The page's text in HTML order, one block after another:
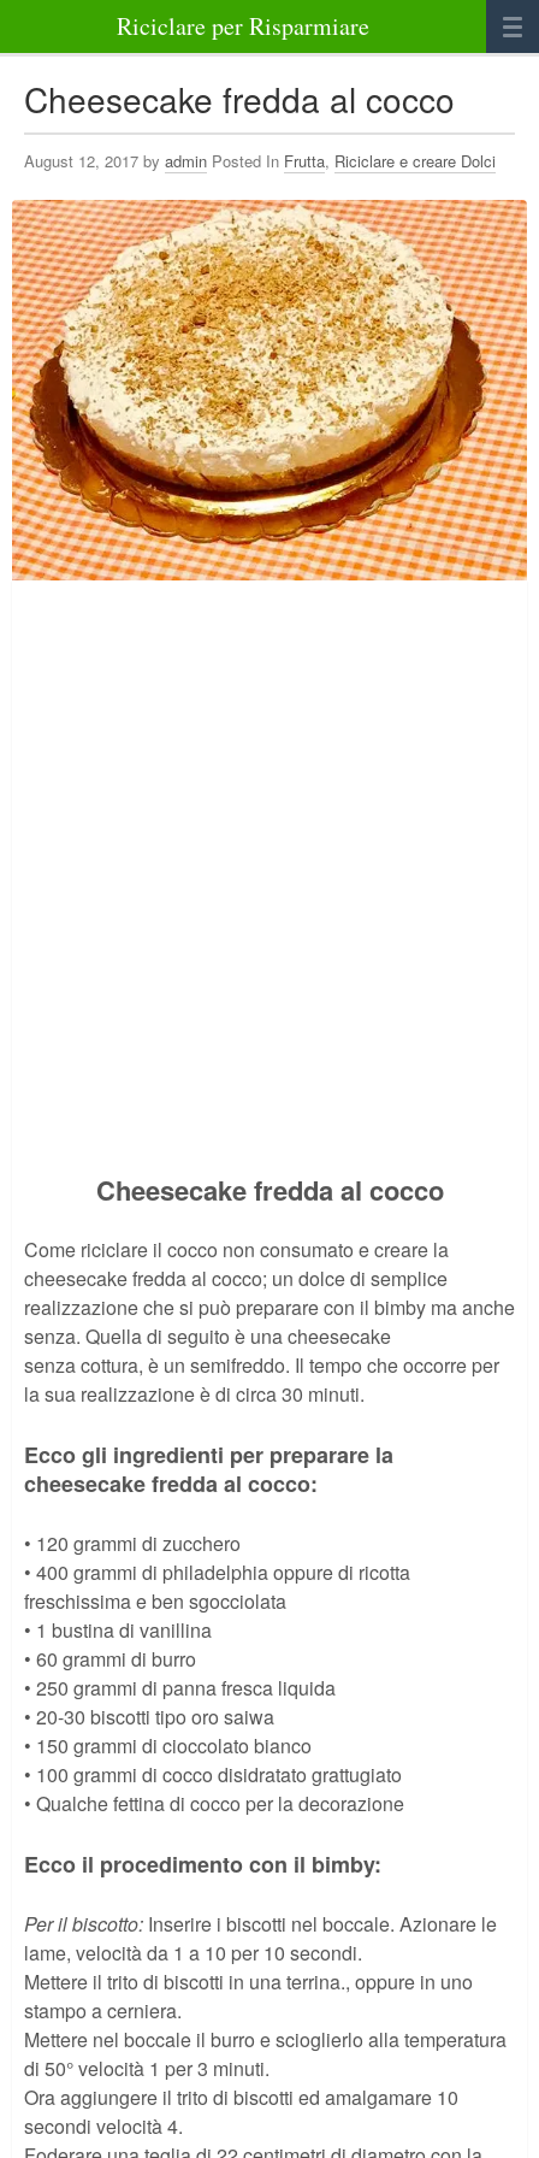
Riciclare per Risparmiare
Bellezza Benessere e Salute
Abbigliamento e Accessori
Varie
Cheesecake fredda al cocco
August 12, 2017 by admin Posted In Frutta, Riciclare e creare Dolci
Cheesecake fredda al cocco
Come riciclare il cocco non consumato e creare la
cheesecake fredda al cocco; un dolce di semplice
realizzazione che si può preparare con il bimby ma anche
senza. Quella di seguito è una cheesecake
senza cottura, è un semifreddo. Il tempo che occorre per
la sua realizzazione è di circa 30 minuti.
Ecco gli ingredienti per preparare la
cheesecake fredda al cocco:
• 120 grammi di zucchero
• 400 grammi di philadelphia oppure di ricotta
freschissima e ben sgocciolata
• 1 bustina di vanillina
• 60 grammi di burro
• 250 grammi di panna fresca liquida
• 20-30 biscotti tipo oro saiwa
• 150 grammi di cioccolato bianco
• 100 grammi di cocco disidratato grattugiato
• Qualche fettina di cocco per la decorazione
Ecco il procedimento con il bimby:
Per il biscotto: Inserire i biscotti nel boccale. Azionare le
lame, velocità da 1 a 10 per 10 secondi.
Mettere il trito di biscotti in una terrina., oppure in uno
stampo a cerniera.
Mettere nel boccale il burro e scioglierlo alla temperatura
di 50° velocità 1 per 3 minuti.
Ora aggiungere il trito di biscotti ed amalgamare 10
secondi velocità 4.